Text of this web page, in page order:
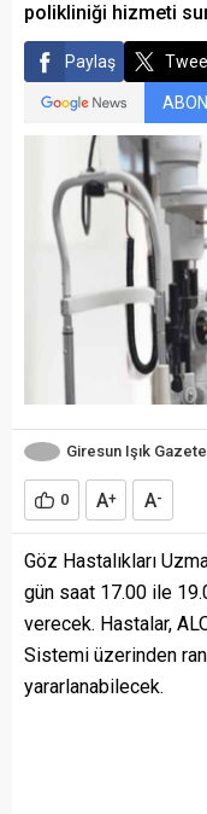
polikliniği hizmeti
Paylaş
Giresun Işık
0 A+ A-
Göz Hastalıkları
gün saat 17.00 ile
verecek. Hastalar,
Sistemi üzerinden
yararlanabilecek.